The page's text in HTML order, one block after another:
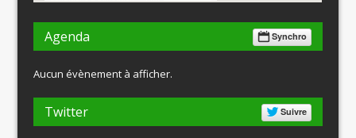
Agenda Synchro
Aucun évènement à afficher.
Twitter Suivre